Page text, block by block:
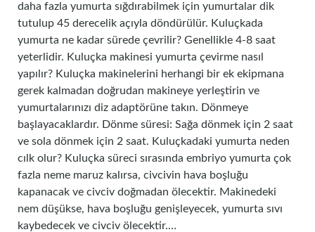
daha fazla yumurta sığdırabilmek için yumurtalar dik
tutulup 45 derecelik açıyla döndürülür. Kuluçkada
yumurta ne kadar sürede çevrilir? Genellikle 4-8 saat
yeterlidir. Kuluçka makinesi yumurta çevirme nasıl
yapılır? Kuluçka makinelerini herhangi bir ek ekipmana
gerek kalmadan doğrudan makineye yerleştirin ve
yumurtalarınızı diz adaptörüne takın. Dönmeye
başlayacaklardır. Dönme süresi: Sağa dönmek için 2 saat
ve sola dönmek için 2 saat. Kuluçkadaki yumurta neden
cılk olur? Kuluçka süreci sırasında embriyo yumurta çok
fazla neme maruz kalırsa, civcivin hava boşluğu
kapanacak ve civciv doğmadan ölecektir. Makinedeki
nem düşükse, hava boşluğu genişleyecek, yumurta sıvı
kaybedecek ve civciv ölecektir.…